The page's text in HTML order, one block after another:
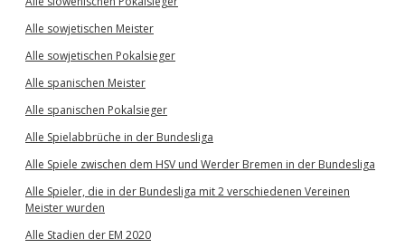
Alle sowjetischen Meister
Alle sowjetischen Pokalsieger
Alle spanischen Meister
Alle spanischen Pokalsieger
Alle Spielabbrüche in der Bundesliga
Alle Spiele zwischen dem HSV und Werder Bremen in der Bundesliga
Alle Spieler, die in der Bundesliga mit 2 verschiedenen Vereinen
Meister wurden
Alle Stadien der EM 2020